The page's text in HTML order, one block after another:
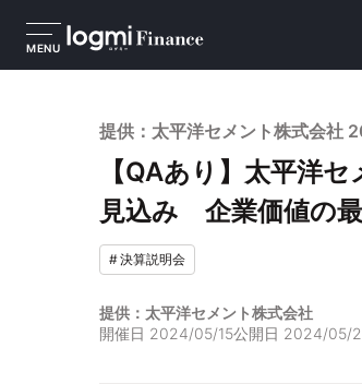
MENU
提供：太平洋セメント株式会社
【QAあり】太平洋
見込み 企業価値の
#決算説明会
提供：太平洋セメント株式会社
開催日 2024/05/15公開日 2024/05/